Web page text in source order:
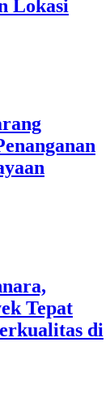
Lokasi
Tepat
di